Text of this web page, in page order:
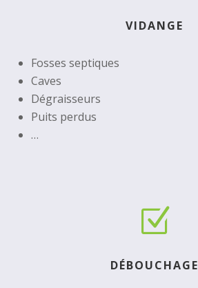
VIDANGE
Fosses septiques
Caves
Dégraisseurs
Puits perdus
…
Z
DÉBOUCHAGE